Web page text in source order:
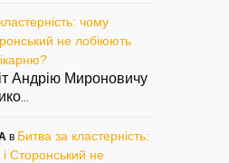
чому
не лобіюють
Андрію Мироновичу
в Битва за кластерність:
Сторонський не